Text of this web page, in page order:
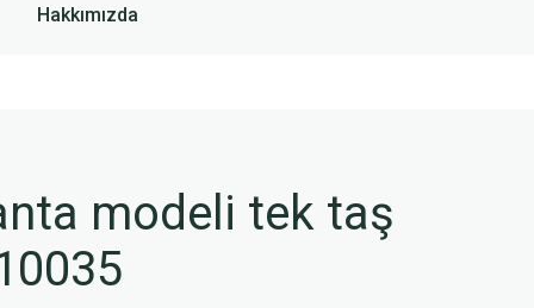
Hakkımızda
modeli tek taş